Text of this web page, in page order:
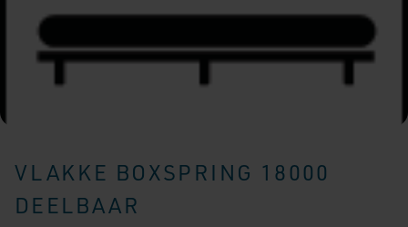
VLAKKE BOXSPRING 18000
DEELBAAR